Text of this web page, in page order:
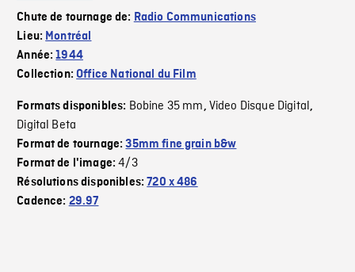
Chute de tournage de: Radio Communications
Lieu: Montréal
Année:1944
Collection:Office National du Film
Formats disponibles: Bobine 35 mm, Video Disque Digital,
Digital Beta
Format de tournage:35mm fine grain b&w
Format de l'image:4/3
Résolutions disponibles:720 x 486
Cadence: 29.97